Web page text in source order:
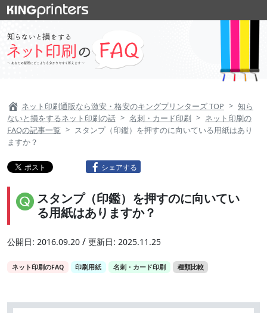
ネット印刷通販なら激安・格安のキングプリンターズ TOP
知ら
ないと損をするネット印刷の話
名刺・カード印刷
ネット印刷の
FAQの記事一覧
スタンプ（印鑑）を押すのに向いている用紙はあり
ますか？
シェアする
スタンプ（印鑑）を押すのに向いてい
る用紙はありますか？
公開日: 2016.09.20 / 更新日: 2025.11.25
ネット印刷のFAQ 印刷用紙 名刺・カード印刷 種類比較